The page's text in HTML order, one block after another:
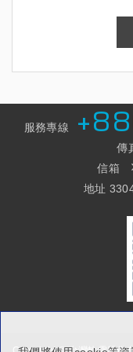
服務專線
傳
信箱
地址